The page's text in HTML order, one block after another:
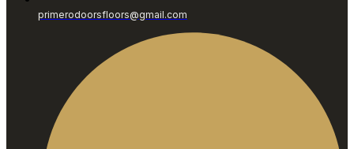
primerodoorsfloors@gmail.com